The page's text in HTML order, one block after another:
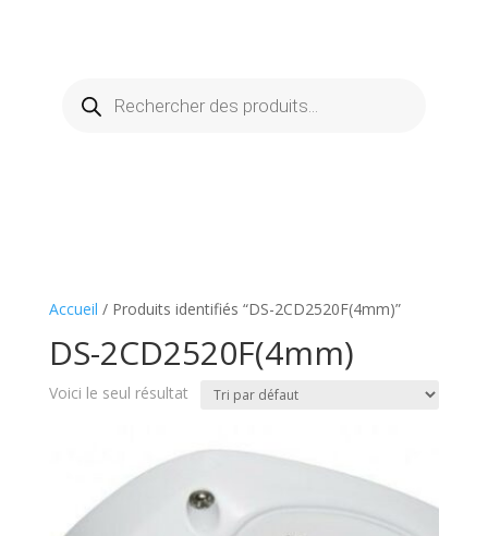
produits
Accueil / Produits identifiés “DS-2CD2520F(4mm)”
DS-2CD2520F(4mm)
Voici le seul résultat